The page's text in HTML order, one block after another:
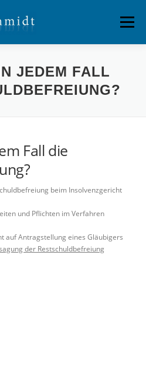
Menü
RECHTSGEBIETE
JEDEM FALL
Fall die
beim Insolvenzgericht
und Pflichten im Verfahren
auf Antragstellung eines Gläubigers
der Restschuldbefreiung